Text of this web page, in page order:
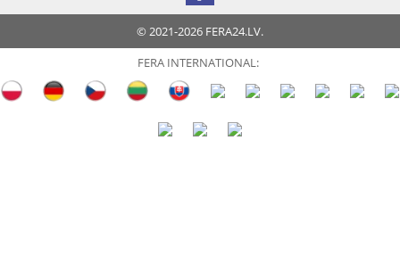
© 2021-2026 FERA24.LV.
FERA INTERNATIONAL: